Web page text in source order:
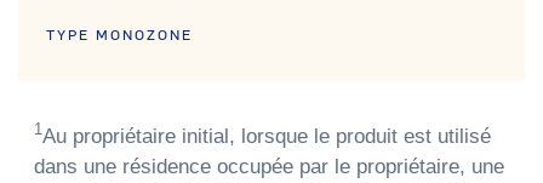
TYPE MONOZONE
1Au propriétaire initial, lorsque le produit est utilisé
dans une résidence occupée par le propriétaire, une